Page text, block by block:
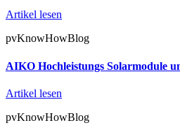
Artikel lesen
pvKnowHowBlog
AIKO Hochleistungs Solarmodule
Artikel lesen
pvKnowHowBlog